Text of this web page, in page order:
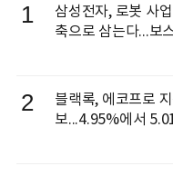
1
삼성전자, 로봇 사
축으로 삼는다...보
2
블랙록, 에코프로
보...4.95%에서